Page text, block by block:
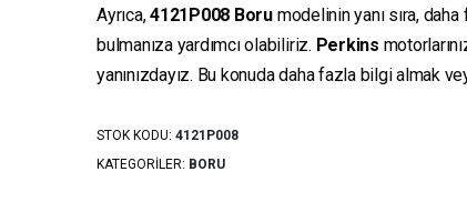
Ayrıca,4121P008 Boru modelinin yanı sıra,
bulmanıza yardımcı olabiliriz. Perkins
yanınızdayız. Bu konuda daha fazla bilgi almak
STOK KODU: 4121P008
KATEGORILER: BORU